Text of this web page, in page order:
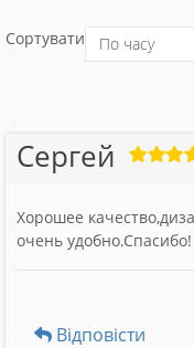
Сортувати
Сергей
Хорошее
очень удобно.Спасибо!
Відповісти